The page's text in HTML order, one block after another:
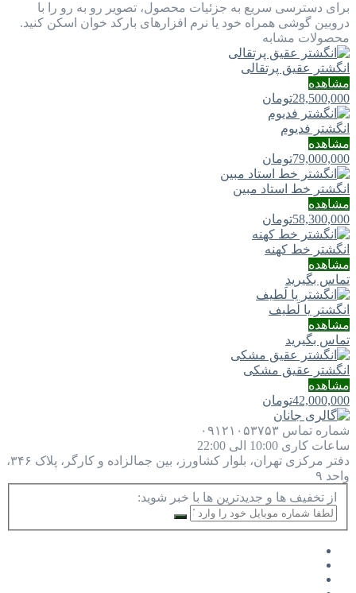
برای دسترسی سریع به جزئیات محصول، تصویر رو به رو را با
دروبین گوشی همراه خود یا نرم افزارهای بارکد خوان اسکن کنید.
محصولات مشابه
انگشتر عقیق پرتقالی
مشاهده
28,500,000تومان
انگشتر فدیوم
مشاهده
79,000,000تومان
انگشتر خط استاد مبین
مشاهده
58,300,000تومان
انگشتر خط کهنه
مشاهده
تماس بگیرید
انگشتر یا لَطيف
مشاهده
تماس بگیرید
انگشتر عقیق مشکی
مشاهده
42,000,000تومان
شماره تماس ۰۹۱۲۱۰۵۳۷۵۳
ساعات کاری 10:00 الی 22:00
دفتر مرکزی
تهران، بلوار کشاورز، بین جمالزاده و کارگر، پلاک ۳۴۶،
واحد ۹
از تخفیف ها و جدیدترین ها با خبر شوید: